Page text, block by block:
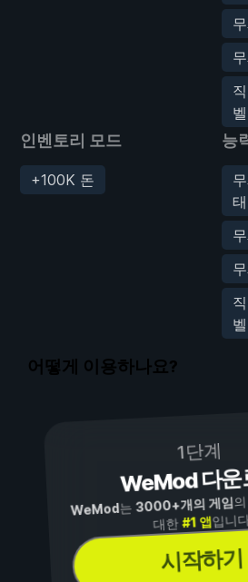
벨
인벤토리 모드
+100K 돈
능
태
벨
어떻게 이용하나요?
1단계
WeMod 다운
WeMod는3000+개의 게임
대한#1 앱입니
시작하기